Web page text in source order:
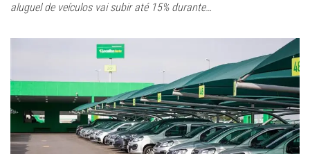
aluguel de veículos vai subir até 15% durante…